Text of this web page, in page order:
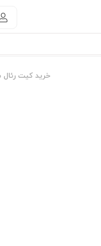
خرید کیت رئال